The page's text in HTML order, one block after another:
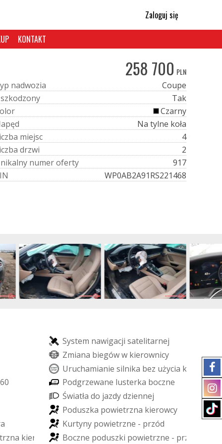
Zaloguj się
KONTAKT
258 700 PLN
yp nadwozia
Coupe
szkodzony
Tak
olor
Czarny
apęd
Na tylne koła
iczba miejsc
4
iczba drzwi
2
nikalny numeroferty
917
IN WP0AB2A91RS221468
System nawigacji satelitarnej
Zmiana biegów w kierownicy
Uruchamianie silnika bez użycia k ów
60 Podgrzewane lusterka boczne
Światła do jazdy dziennej
Poduszka powietrzna kierowcy
a Kurtyny powietrzne - przód
trzna kier cy Boczne poduszki powietrzne - prz